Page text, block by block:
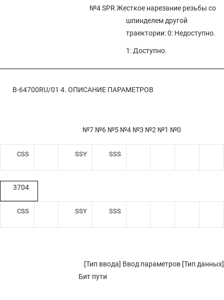
№4 SPR Жесткое нарезание резьбы со
шпинделем другой
траектории: 0: Недоступно.
1: Доступно.
B-64700RU/014. ОПИСАНИЕ ПАРАМЕТРОВ
№7 №6 №5 №4 №3 №2 №1 №0
CSS SSY SSS
3704
CSS SSY SSS
[Тип ввода] Ввод параметров [Тип данных]
Бит пути